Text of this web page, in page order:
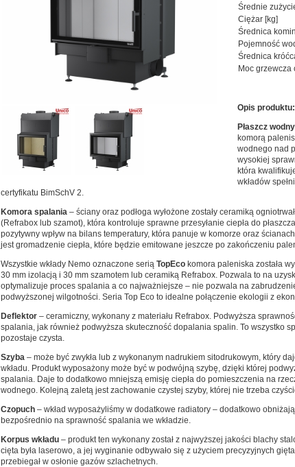
Średnie
Ciężar [kg]
Średnica
Pojemność
Średnica
Moc grzewcza
Opis produktu:
Płaszcz wodny
komorą
wodnego nad
wysokiej
która
wkładów
certyfikatu BimSchV 2.
Komora spalania – ściany oraz podłoga wyłożone zostały ceramiką
(Refrabox lub szamot), która kontroluje sprawne przesyłanie ciepła do
pozytywny wpływ na bilans temperatury, która panuje w komorze oraz
jest gromadzenie ciepła, które będzie emitowane jeszcze po zakończeniu
Wszystkie wkłady Nemo oznaczone serią TopEco komora paleniska została
30 mm izolacją i 30 mm szamotem lub ceramiką Refrabox. Pozwala to na
optymalizuje proces spalania a co najważniejsze – nie pozwala na
podwyższonej wilgotności. Seria Top Eco to idealne połączenie ekologii z
Deflektor – ceramiczny, wykonany z materiału Refrabox. Podwyższa
spalania, jak również podwyższa skuteczność dopalania spalin. To wszystko
pozostaje czysta.
Szyba – może być zwykła lub z wykonanym nadrukiem sitodrukowym, który
wkładu. Produkt wyposażony może być w podwójną szybę, dzięki której
spalania. Daje to dodatkowo mniejszą emisję ciepła do pomieszczenia na
wodnego. Kolejną zaletą jest zachowanie czystej szyby, której nie trzeba
Czopuch – wkład wyposażyliśmy w dodatkowe radiatory – dodatkowo
bezpośrednio na sprawność spalania we wkładzie.
Korpus wkładu – produkt ten wykonany został z najwyższej jakości blachy
cięta była laserowo, a jej wyginanie odbywało się z użyciem precyzyjnych
przebiegał w osłonie gazów szlachetnych.